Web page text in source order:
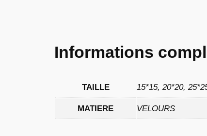
Informations
TAILLE 15*15, 20*20,
MATIERE VELOURS